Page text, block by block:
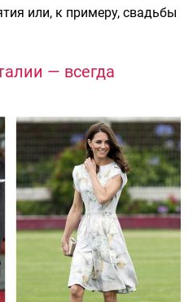
или, к примеру, свадьбы
— всегда